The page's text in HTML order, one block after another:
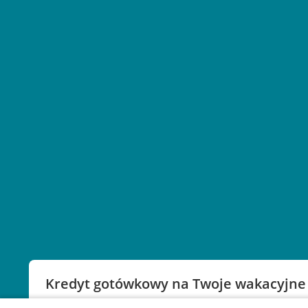
Kredyt gotówkowy na Twoje